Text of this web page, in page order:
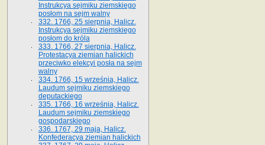
Instrukcya sejmiku ziemskiego
posłom na sejm walny
332. 1766, 25 sierpnia, Halicz.
Instrukcya sejmiku ziemskiego
posłom do króla
333. 1766, 27 sierpnia, Halicz.
Protestacya ziemian halickich
przeciwko elekcyi posła na sejm
walny
334. 1766, 15 września, Halicz.
Laudum sejmiku ziemskiego
deputackiego
335. 1766, 16 września, Halicz.
Laudum sejmiku ziemskiego
gospodarskiego
336. 1767, 29 maja, Halicz.
Konfederacya ziemian halickich